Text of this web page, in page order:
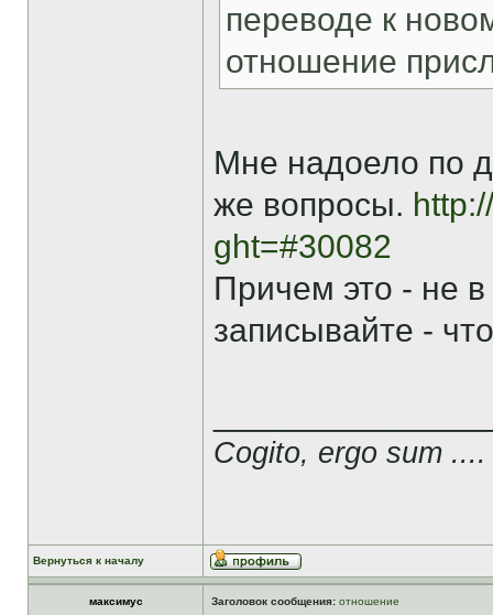
переводе к
отношение
Мне надоело по
же вопросы.
ght=#30082
Причем это - не
записывайте -
Cogito, ergo sum ....
Вернуться к началу
максимус Заголовок сообщения: отношение